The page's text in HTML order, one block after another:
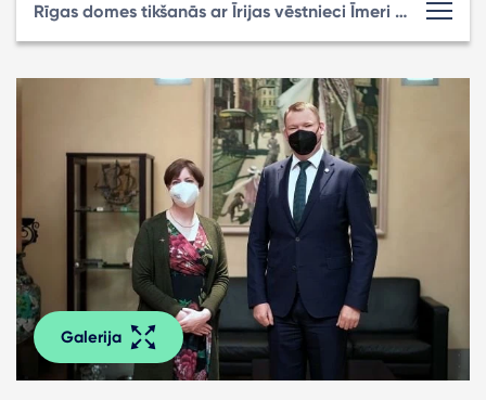
Rīgas domes tikšanās ar Īrijas vēstnieci Īmeri Frīli
Galerija